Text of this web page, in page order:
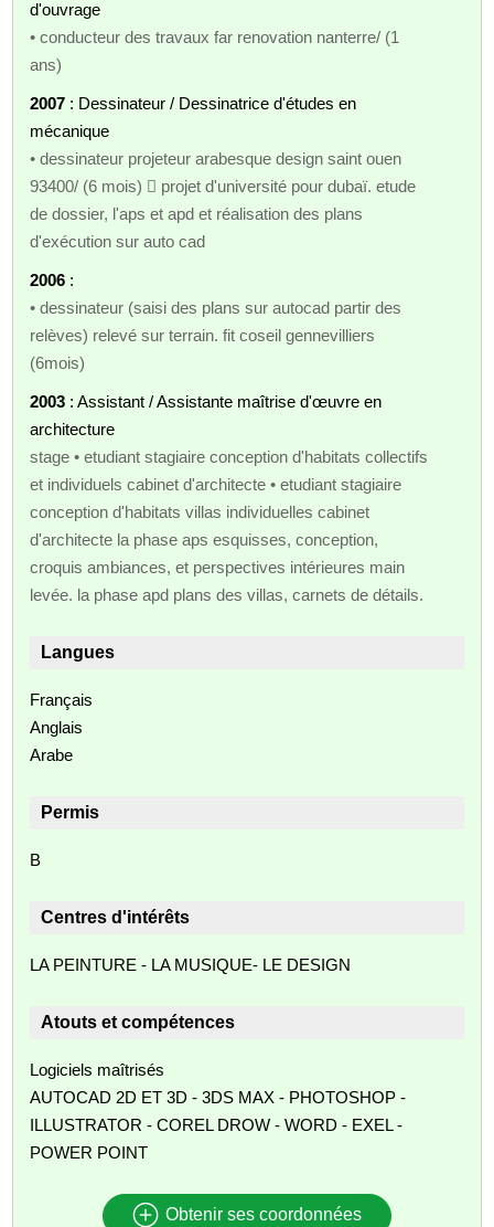
d'ouvrage
• conducteur des travaux far renovation nanterre/ (1
ans)
2007 : Dessinateur / Dessinatrice d'études en
mécanique
• dessinateur projeteur arabesque design saint ouen
93400/ (6 mois)  projet d'université pour dubaï. etude
de dossier, l'aps et apd et réalisation des plans
d'exécution sur auto cad
2006 :
• dessinateur (saisi des plans sur autocad partir des
relèves) relevé sur terrain. fit coseil gennevilliers
(6mois)
2003 : Assistant / Assistante maîtrise d'œuvre en
architecture
stage • etudiant stagiaire conception d'habitats collectifs
et individuels cabinet d'architecte • etudiant stagiaire
conception d'habitats villas individuelles cabinet
d'architecte la phase aps esquisses, conception,
croquis ambiances, et perspectives intérieures main
levée. la phase apd plans des villas, carnets de détails.
Langues
Français
Anglais
Arabe
Permis
B
Centres d'intérêts
LA PEINTURE - LA MUSIQUE- LE DESIGN
Atouts et compétences
Logiciels maîtrisés
AUTOCAD 2D ET 3D - 3DS MAX - PHOTOSHOP -
ILLUSTRATOR - COREL DROW - WORD - EXEL -
POWER POINT
Obtenir ses coordonnées